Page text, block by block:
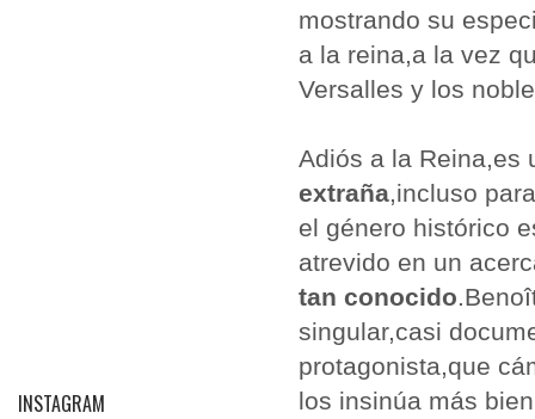
INSTAGRAM
mostrando su
a la reina,a la vez
Versalles y los
Adiós a la Reina,es
extraña,incluso
el género histórico
atrevido en un
tan conocido
singular,casi
protagonista,que
los insinúa más